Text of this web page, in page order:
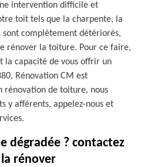
intervention difficile et
toit tels que la charpente, la
complètement détériorés,
rénover la toiture. Pour ce faire,
la capacité de vous offrir un
Rénovation CM est
rénovation de toiture, nous
y afférents, appelez-nous et
dégradée ? contactez
rénover